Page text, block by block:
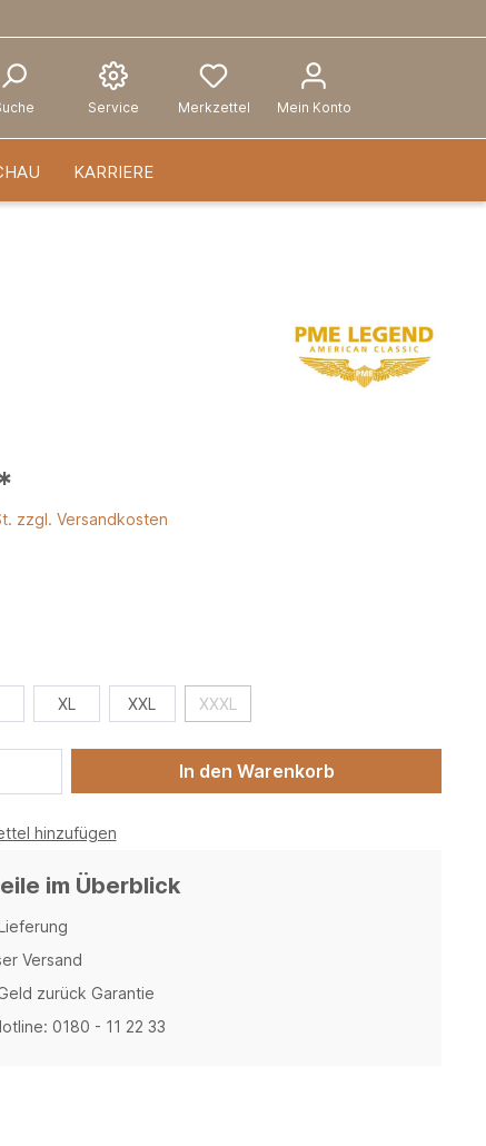
Service Merkzettel Mein Konto
KARRIERE
zzgl. Versandkosten
XL XXL XXXL
In den Warenkorb
hinzufügen
im Überblick
Versand
zurück Garantie
0180 - 11 22 33